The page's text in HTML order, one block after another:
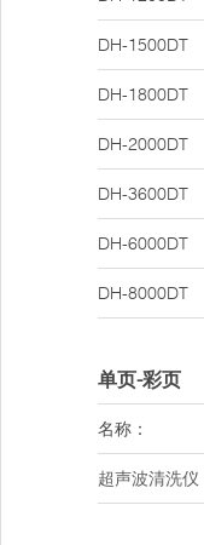
DH-1500DT
DH-1800DT
DH-2000DT
DH-3600DT
DH-6000DT
DH-8000DT
单页-彩页
名称：
超声波清洗仪